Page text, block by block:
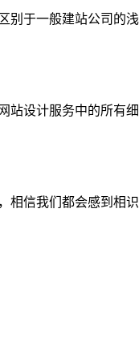
别于一般建站公司的
站设计服务中的所有
相信我们都会感到相